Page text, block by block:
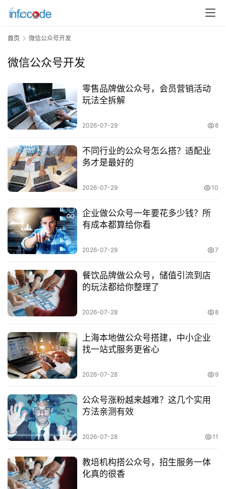
首
页
关
于
例
服
务
H
5
开
发
微
信
开
发
小
程
首页 微信公众号开发
微信公众号开发
零售品牌做公众号，会员营销活动
玩法全拆解
2026-07-29 8
不同行业的公众号怎么搭？适配业
务才是最好的
2026-07-29 10
企业做公众号一年要花多少钱？所
有成本都算给你看
2026-07-29 7
餐饮品牌做公众号，储值引流到店
的玩法都给你整理了
2026-07-28 8
上海本地做公众号搭建，中小企业
找一站式服务更省心
2026-07-28 9
公众号涨粉越来越难？这几个实用
方法亲测有效
2026-07-28 11
教培机构搭公众号，招生服务一体
化真的很香